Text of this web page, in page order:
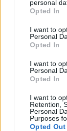
grant or deny
use your data
consent section.
personal
Opted In
I want to
Personal
Opted In
I want to
Personal
Opted In
I want to
Retention,
Personal
Purposes
Opted Out
Continue